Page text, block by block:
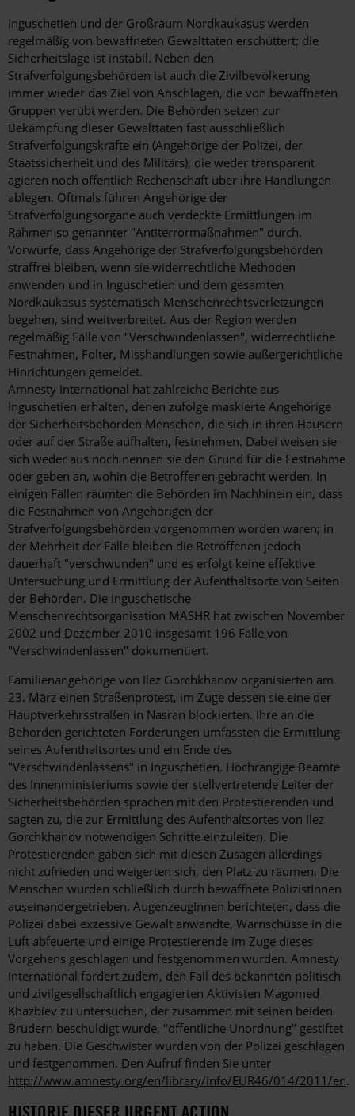
Hintergrund
Inguschetien und der Großraum Nordkaukasus werden
regelmäßig von bewaffneten Gewalttaten erschüttert; die
Sicherheitslage ist instabil. Neben den
Strafverfolgungsbehörden ist auch die Zivilbevölkerung
immer wieder das Ziel von Anschlägen, die von bewaffneten
Gruppen verübt werden. Die Behörden setzen zur
Bekämpfung dieser Gewalttaten fast ausschließlich
Strafverfolgungskräfte ein (Angehörige der Polizei, der
Staatssicherheit und des Militärs), die weder transparent
agieren noch öffentlich Rechenschaft über ihre Handlungen
ablegen. Oftmals führen Angehörige der
Strafverfolgungsorgane auch verdeckte Ermittlungen im
Rahmen so genannter "Antiterrormaßnahmen" durch.
Vorwürfe, dass Angehörige der Strafverfolgungsbehörden
straffrei bleiben, wenn sie widerrechtliche Methoden
anwenden und in Inguschetien und dem gesamten
Nordkaukasus systematisch Menschenrechtsverletzungen
begehen, sind weitverbreitet. Aus der Region werden
regelmäßig Fälle von "Verschwindenlassen", widerrechtliche
Festnahmen, Folter, Misshandlungen sowie außergerichtliche
Hinrichtungen gemeldet.
Amnesty International hat zahlreiche Berichte aus
Inguschetien erhalten, denen zufolge maskierte Angehörige
der Sicherheitsbehörden Menschen, die sich in ihren Häusern
oder auf der Straße aufhalten, festnehmen. Dabei weisen sie
sich weder aus noch nennen sie den Grund für die Festnahme
oder geben an, wohin die Betroffenen gebracht werden. In
einigen Fällen räumten die Behörden im Nachhinein ein, dass
die Festnahmen von Angehörigen der
Strafverfolgungsbehörden vorgenommen worden waren; in
der Mehrheit der Fälle bleiben die Betroffenen jedoch
dauerhaft "verschwunden" und es erfolgt keine effektive
Untersuchung und Ermittlung der Aufenthaltsorte von Seiten
der Behörden. Die inguschetische
Menschenrechtsorganisation MASHR hat zwischen November
2002 und Dezember 2010 insgesamt 196 Fälle von
"Verschwindenlassen" dokumentiert.
Familienangehörige von Ilez Gorchkhanov organisierten am
23. März einen Straßenprotest, im Zuge dessen sie eine der
Hauptverkehrsstraßen in Nasran blockierten. Ihre an die
Behörden gerichteten Forderungen umfassten die Ermittlung
seines Aufenthaltsortes und ein Ende des
"Verschwindenlassens" in Inguschetien. Hochrangige Beamte
des Innenministeriums sowie der stellvertretende Leiter der
Sicherheitsbehörden sprachen mit den Protestierenden und
sagten zu, die zur Ermittlung des Aufenthaltsortes von Ilez
Gorchkhanov notwendigen Schritte einzuleiten. Die
Protestierenden gaben sich mit diesen Zusagen allerdings
nicht zufrieden und weigerten sich, den Platz zu räumen. Die
Menschen wurden schließlich durch bewaffnete PolizistInnen
auseinandergetrieben. AugenzeugInnen berichteten, dass die
Polizei dabei exzessive Gewalt anwandte, Warnschüsse in die
Luft abfeuerte und einige Protestierende im Zuge dieses
Vorgehens geschlagen und festgenommen wurden. Amnesty
International fordert zudem, den Fall des bekannten politisch
und zivilgesellschaftlich engagierten Aktivisten Magomed
Khazbiev zu untersuchen, der zusammen mit seinen beiden
Brüdern beschuldigt wurde, "öffentliche Unordnung" gestiftet
zu haben. Die Geschwister wurden von der Polizei geschlagen
und festgenommen. Den Aufruf finden Sie unter
http://www.amnesty.org/en/library/info/EUR46/014/2011/en.